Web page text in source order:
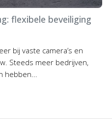
flexibele beveiliging
bij vaste camera’s en
Steeds meer bedrijven,
hebben...